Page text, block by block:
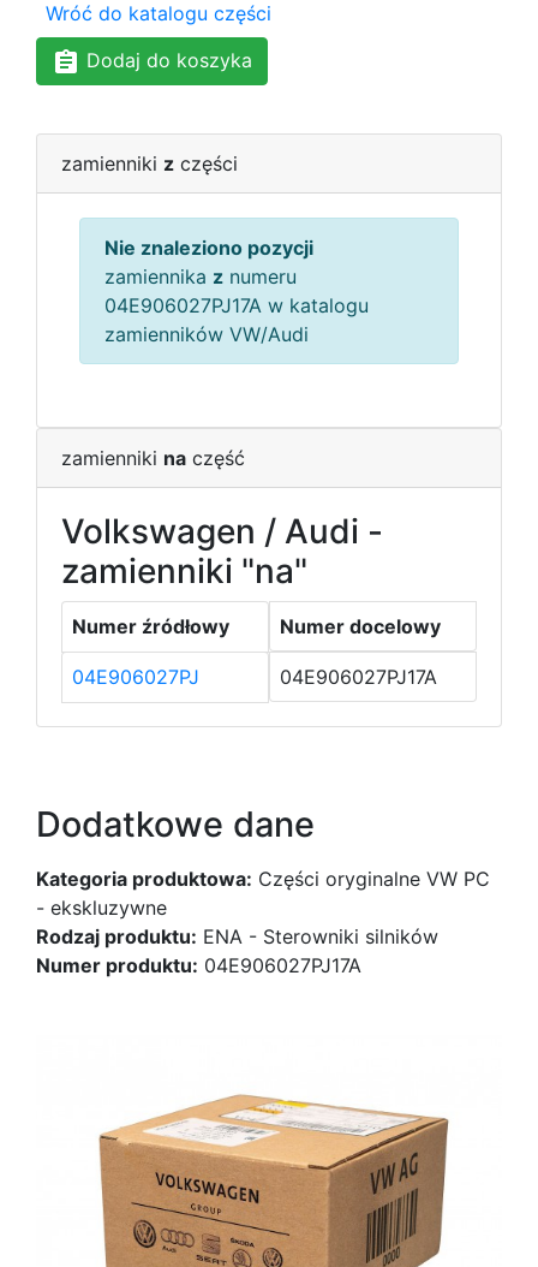
Wróć do katalogu części
Dodaj do koszyka
zamienniki z części
Nie znaleziono pozycji
zamiennika z numeru
04E906027PJ17A w katalogu
zamienników VW/Audi
zamienniki na część
Volkswagen / Audi -
zamienniki "na"
Numer źródłowy Numer docelowy
04E906027PJ 04E906027PJ17A
Dodatkowe dane
Kategoria produktowa: Części oryginalne VW PC
- ekskluzywne
Rodzaj produktu: ENA - Sterowniki silników
Numer produktu: 04E906027PJ17A